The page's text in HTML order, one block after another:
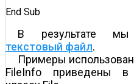
End Sub
В результате
текстовый файл.
Примеры
FileInfo приведены в